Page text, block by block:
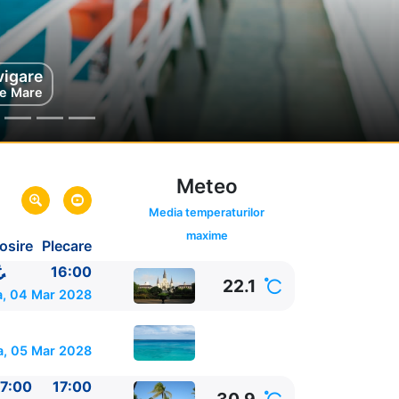
Mare
SUA
SUA
Plecare
Meteo
Media temperaturilor
maxime
16:00
04 Mar 2028 22.1
05 Mar 2028
17:00